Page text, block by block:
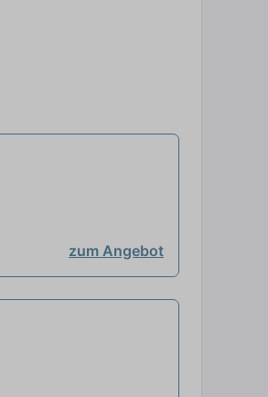
zum Angebot